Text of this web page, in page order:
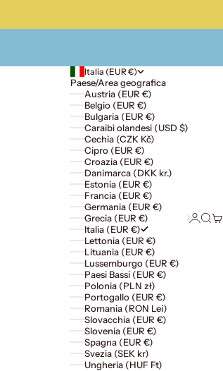
Italia (EUR €)
Paese/Area geografica
Austria (EUR €)
Belgio (EUR €)
Bulgaria (EUR €)
Caraibi olandesi (USD $)
Cechia (CZK Kč)
Cipro (EUR €)
Croazia (EUR €)
Danimarca (DKK kr.)
Estonia (EUR €)
Francia (EUR €)
Germania (EUR €)
Grecia (EUR €)
Italia (EUR €)
Lettonia (EUR €)
Lituania (EUR €)
Lussemburgo (EUR €)
Paesi Bassi (EUR €)
Polonia (PLN zł)
Portogallo (EUR €)
Romania (RON Lei)
Slovacchia (EUR €)
Slovenia (EUR €)
Spagna (EUR €)
Svezia (SEK kr)
Ungheria (HUF Ft)
Accedi